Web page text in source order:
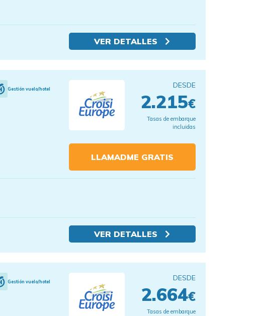
VER DETALLES
Gestión vuelo/hotel DESDE
2.215€
Tasas de embarque
incluidas
LLAMADME GRATIS
VER DETALLES
Gestión vuelo/hotel DESDE
2.664€
Tasas de embarque